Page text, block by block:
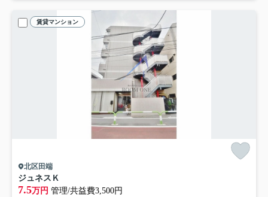
賃貸マンション
北区田端
ジュネスＫ
7.5万円 管理/共益費3,500円